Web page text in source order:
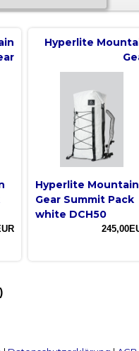
Hyperlite
Hyperlite Mountain
Gear Summit Pack
white DCH50